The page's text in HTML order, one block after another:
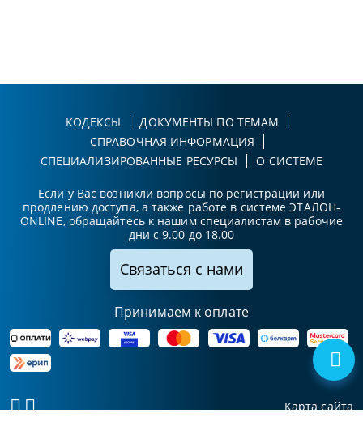
КОДЕКСЫ
ДОКУМЕНТЫ ПО ТЕМАМ
СПРАВОЧНАЯ ИНФОРМАЦИЯ
СПЕЦИАЛИЗИРОВАННЫЕ РЕСУРСЫ
О СИСТЕМЕ
Если у Вас возникли вопросы по регистрации или
продлению доступа, а также работе в системе ЭТАЛОН-
ONLINE, обращайтесь к нашим специалистам в рабочие
дни с 9.00 до 18.00
Связаться с нами
Принимаем к оплате
Карта сайта